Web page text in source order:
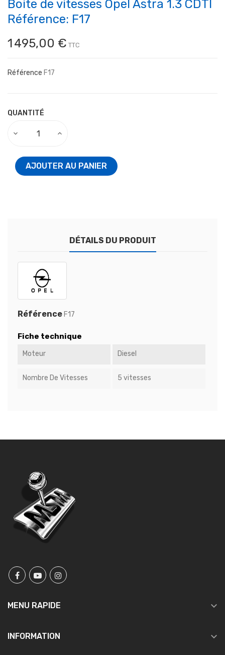
Boite de vitesses Opel Astra 1.3 CDTI
Référence: F17
1 495,00 € TTC
Référence F17
QUANTITÉ
AJOUTER AU PANIER
DÉTAILS DU PRODUIT
Référence F17
Fiche technique
Moteur Diesel
Nombre De Vitesses 5 vitesses
MENU RAPIDE 
INFORMATION 